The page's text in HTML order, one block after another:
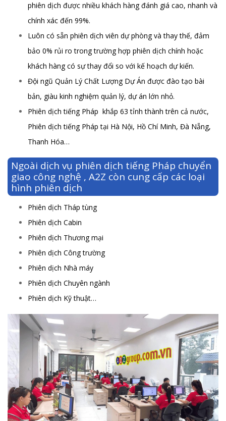
phiên dịch được nhiều khách hàng đánh giá cao, nhanh và
chính xác đến 99%.
Luôn có sẵn phiên dịch viên dự phòng và thay thế, đảm
bảo 0% rủi ro trong trường hợp phiên dịch chính hoặc
khách hàng có sự thay đổi so với kế hoạch dự kiến.
Đội ngũ Quản Lý Chất Lượng Dự Án được đào tạo bài
bản, giàu kinh nghiệm quản lý, dự án lớn nhỏ.
Phiên dịch tiếng Pháp khắp 63 tỉnh thành trên cả nước,
Phiên dịch tiếng Pháp tại Hà Nội, Hồ Chí Minh, Đà Nẵng,
Thanh Hóa…
Ngoài dịch vụ phiên dịch tiếng Pháp chuyển
giao công nghệ , A2Z còn cung cấp các loại
hình phiên dịch
Phiên dịch Tháp tùng
Phiên dịch Cabin
Phiên dịch Thương mại
Phiên dịch Công trường
Phiên dịch Nhà máy
Phiên dịch Chuyên ngành
Phiên dịch Kỹ thuật…